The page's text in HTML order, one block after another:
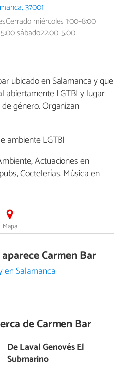
37001
miércoles 1:00–8:00
sábado22:00–5:00
ubicado en Salamanca y que
abiertamente LGTBI y lugar
género. Organizan
ambiente LGTBI
Actuaciones en
Coctelerías, Música en
Mapa
Carmen Bar
en Salamanca
deCarmen Bar
De Laval Genovés El
Submarino